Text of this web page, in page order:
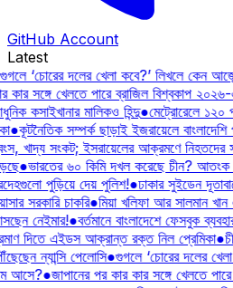
GitHub Account
Latest
‘চোরের দলের খেলা কবে?’ লিখলে কেন
কার সঙ্গে খেলতে পারে ব্রাজিল বিশ্বকাপ
কসাইখানার মালিকও হিন্দু●মেট্রোরেলে ১২০
●কূটনৈতিক সম্পর্ক ছাড়াই ইজরায়েলে
খাদ্য সংকট; ইসরায়েলের আক্রমণে
●ভারতের ৬০ কিমি দখল করেছে চীন? আতংক
পুড়িয়ে দেয় পুলিশ!●ঢাকার সুইডেন
সরকারি চাকরি●মিয়া খলিফা আর সালমান
নেইমার!●বর্তমানে বাংলাদেশে ফেসবুক
দিতে এইডস আক্রান্ত রক্ত নিল প্রেমিকা●
ন্যান্সি পেলোসি●গুগলে ‘চোরের দলের
আসে?●জাপানের পর কার কার সঙ্গে খেলতে